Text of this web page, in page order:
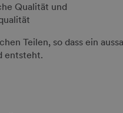
Qualität und
Teilen, so dass ein
entsteht.